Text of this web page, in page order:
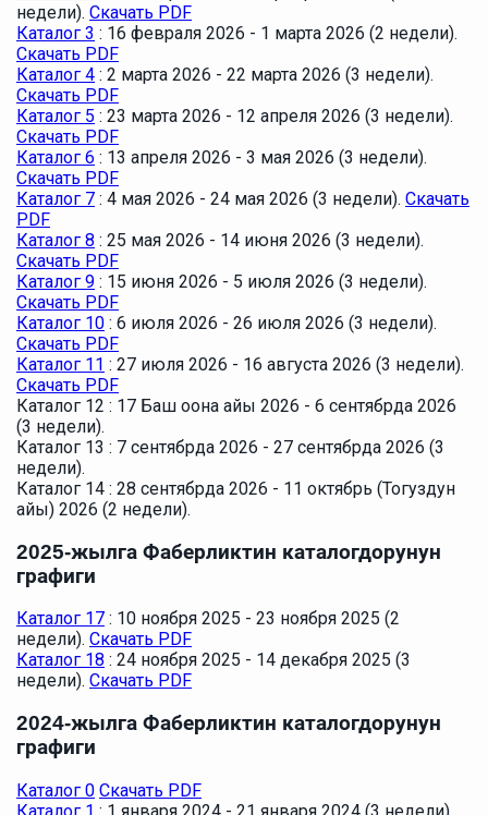
недели). Скачать PDF
Каталог 3 : 16 февраля 2026 - 1 марта 2026 (2 недели).
Скачать PDF
Каталог 4 : 2 марта 2026 - 22 марта 2026 (3 недели).
Скачать PDF
Каталог 5 : 23 марта 2026 - 12 апреля 2026 (3 недели).
Скачать PDF
Каталог 6 : 13 апреля 2026 - 3 мая 2026 (3 недели).
Скачать PDF
Каталог 7 : 4 мая 2026 - 24 мая 2026 (3 недели). Скачать
PDF
Каталог 8 : 25 мая 2026 - 14 июня 2026 (3 недели).
Скачать PDF
Каталог 9 : 15 июня 2026 - 5 июля 2026 (3 недели).
Скачать PDF
Каталог 10 : 6 июля 2026 - 26 июля 2026 (3 недели).
Скачать PDF
Каталог 11 : 27 июля 2026 - 16 августа 2026 (3 недели).
Скачать PDF
Каталог 12 : 17 Баш оона айы 2026 - 6 сентябрда 2026
(3 недели).
Каталог 13 : 7 сентябрда 2026 - 27 сентябрда 2026 (3
недели).
Каталог 14 : 28 сентябрда 2026 - 11 октябрь (Тогуздун
айы) 2026 (2 недели).
2025-жылга Фаберликтин каталогдорунун
графиги
Каталог 17 : 10 ноября 2025 - 23 ноября 2025 (2
недели). Скачать PDF
Каталог 18 : 24 ноября 2025 - 14 декабря 2025 (3
недели). Скачать PDF
2024-жылга Фаберликтин каталогдорунун
графиги
Каталог 0 Скачать PDF